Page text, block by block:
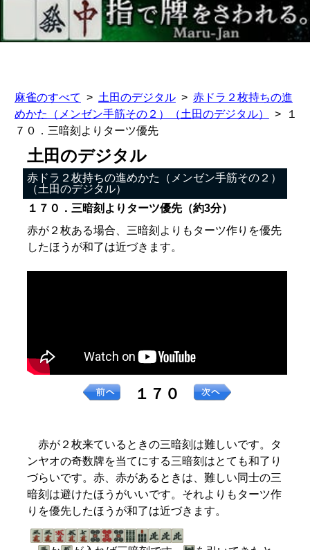
麻雀のすべて 土田のデジタル
赤ドラ２枚持ちの進
めかた（メンゼン手筋その２）（土田のデジタル）
１
７０．三暗刻よりターツ優先
土田のデジタル
赤ドラ２枚持ちの進めかた（メンゼン手筋その２）
（土田のデジタル）
１７０．三暗刻よりターツ優先（約3分）
赤が２枚ある場合、三暗刻よりもターツ作りを優先
したほうが和了は近づきます。
１７０
赤が２枚来ているときの三暗刻は難しいです。タ
ンヤオの奇数牌を当てにする三暗刻はとても和了り
づらいです。赤、赤があるときは、難しい同士の三
暗刻は避けたほうがいいです。それよりもターツ作
りを優先したほうが和了は近づきます。